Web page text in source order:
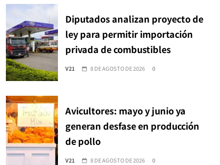
Diputados analizan proyecto de
ley para permitir importación
privada de combustibles
V21 8 DE AGOSTO DE 2026 0
Avicultores: mayo y junio ya
generan desfase en producción
de pollo
V21 8 DE AGOSTO DE 2026 0